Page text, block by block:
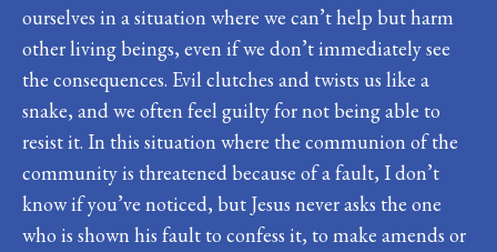
ourselves in a situation where we can’t help but harm
other living beings, even if we don’t immediately see
the consequences. Evil clutches and twists us like a
snake, and we often feel guilty for not being able to
resist it. In this situation where the communion of the
community is threatened because of a fault, I don’t
know if you’ve noticed, but Jesus never asks the one
who is shown his fault to confess it, to make amends or